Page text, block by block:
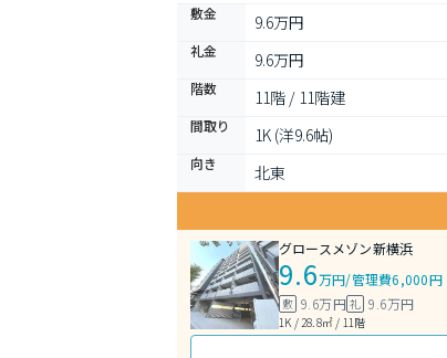
敷金 9.6万円
礼金 9.6万円
階数 11階 / 11階建
間取り 1K (洋9.6帖)
向き
北東
グロースメゾン新横浜
9.6万円/管理費6,000円
敷 9.6万円礼 9.6万円
1K / 28.8㎡ / 11階